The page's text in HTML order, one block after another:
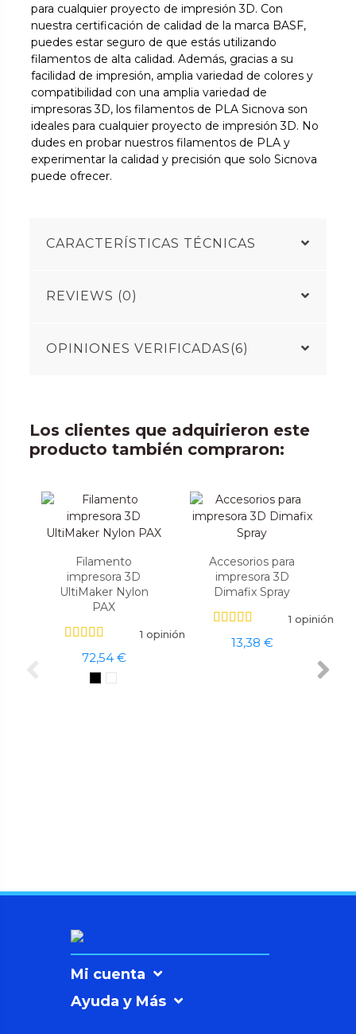
para cualquier proyecto de impresión 3D. Con
nuestra certificación de calidad de la marca BASF,
puedes estar seguro de que estás utilizando
filamentos de alta calidad. Además, gracias a su
facilidad de impresión, amplia variedad de colores y
compatibilidad con una amplia variedad de
impresoras 3D, los filamentos de PLA Sicnova son
ideales para cualquier proyecto de impresión 3D. No
dudes en probar nuestros filamentos de PLA y
experimentar la calidad y precisión que solo Sicnova
puede ofrecer.
CARACTERÍSTICAS TÉCNICAS
REVIEWS (0)
OPINIONES VERIFICADAS(6)
Los clientes que adquirieron este
producto también compraron:
Filamento
impresora 3D
UltiMaker Nylon
PAX
1 opinión
72,54 €
Accesorios para
impresora 3D
Dimafix Spray
1 opinión
13,38 €
Mi cuenta
Ayuda y Más